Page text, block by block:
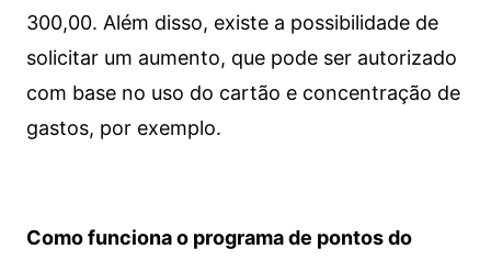
300,00. Além disso, existe a possibilidade de
solicitar um aumento, que pode ser autorizado
com base no uso do cartão e concentração de
gastos, por exemplo.
Como funciona o programa de pontos do